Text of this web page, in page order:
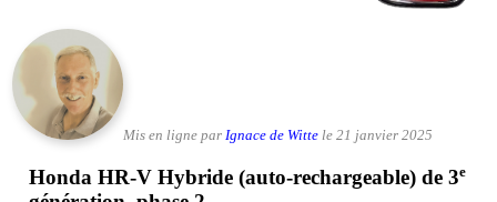
Mis en ligne par Ignace de Witte le 21 janvier 2025
Honda HR-V Hybride (auto-rechargeable) de 3e